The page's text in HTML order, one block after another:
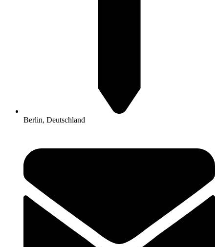
Berlin, Deutschland